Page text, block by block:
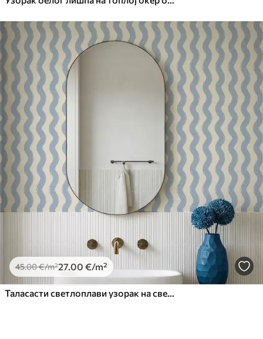
45.00€/m²27.00 €/m²
Таласасти светлоплави узорак на светлој позадини